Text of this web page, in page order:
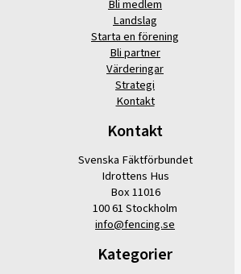
Bli medlem
Landslag
Starta en förening
Bli partner
Värderingar
Strategi
Kontakt
Kontakt
Svenska Fäktförbundet
Idrottens Hus
Box 11016
100 61 Stockholm
info@fencing.se
Kategorier